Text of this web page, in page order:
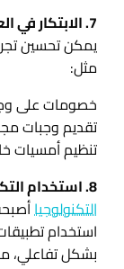
7. الابتكار في العروض الترويجية
يمكن تحسين
مثل:
خصومات على
تقديم وجبات
تنظيم أمسيات
8. استخدام التكنولوجيا لتحسين التجربة
التكنولوجيا
استخدام
بشكل تفاعلي،